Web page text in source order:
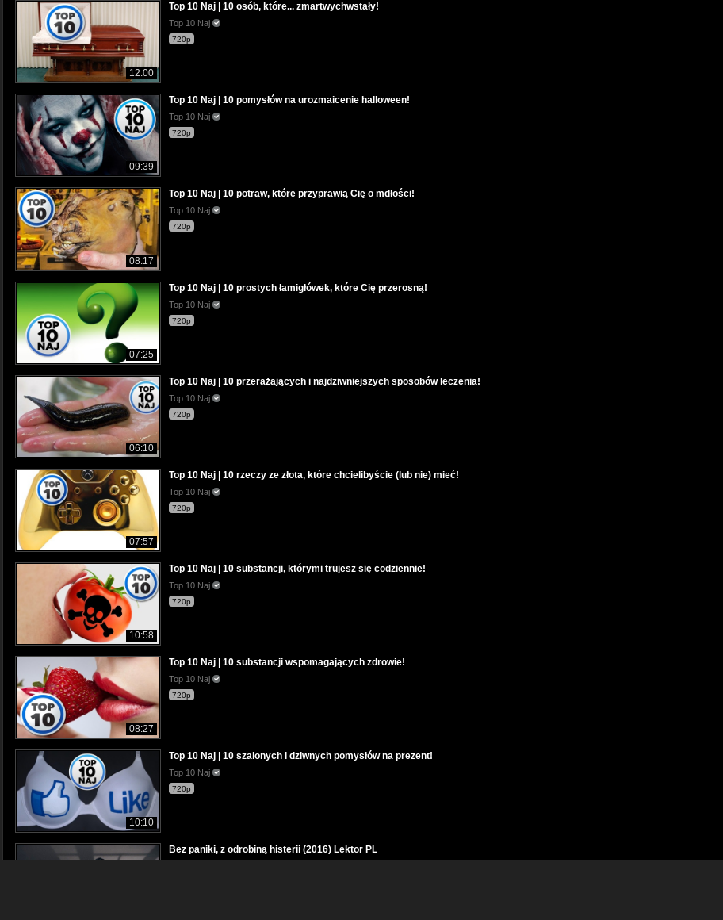
12:00
Top 10 Naj | 10 osób, które... zmartwychwstały!
Top 10 Naj
720p
09:39
Top 10 Naj | 10 pomysłów na urozmaicenie halloween!
Top 10 Naj
720p
08:17
Top 10 Naj | 10 potraw, które przyprawią Cię o mdłości!
Top 10 Naj
720p
07:25
Top 10 Naj | 10 prostych łamigłówek, które Cię przerosną!
Top 10 Naj
720p
06:10
Top 10 Naj | 10 przerażających i najdziwniejszych sposobów leczenia!
Top 10 Naj
720p
07:57
Top 10 Naj | 10 rzeczy ze złota, które chcielibyście (lub nie) mieć!
Top 10 Naj
720p
10:58
Top 10 Naj | 10 substancji, którymi trujesz się codziennie!
Top 10 Naj
720p
08:27
Top 10 Naj | 10 substancji wspomagających zdrowie!
Top 10 Naj
720p
10:10
Top 10 Naj | 10 szalonych i dziwnych pomysłów na prezent!
Top 10 Naj
720p
Bez paniki, z odrobiną histerii (2016) Lektor PL